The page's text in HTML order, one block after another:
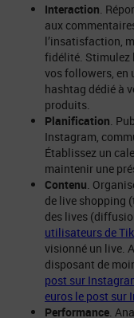
Interaction.
aux
l’insatisfaction,
fidélité. Stimulez
vos followers, en
hashtag dédié à
produits.
Planification.
Instagram,
Établissez un
maintenir une
Contenu.
de live shopping
des lives
utilisateurs de
visionné un live.
disposant de
post sur
euros le post sur
Performance.